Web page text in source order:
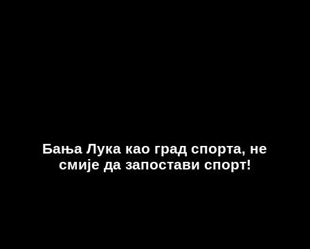
Бања Лука као град спорта, не
смије да запостави спорт!